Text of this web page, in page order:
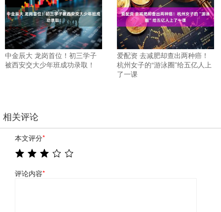
中金辰大 龙岗首位！初三学子
被西安交大少年班成功录取！
爱配资 去减肥却查出两种癌！
杭州女子的“游泳圈”给五亿人上
了一课
相关评论
本文评分*
评论内容*